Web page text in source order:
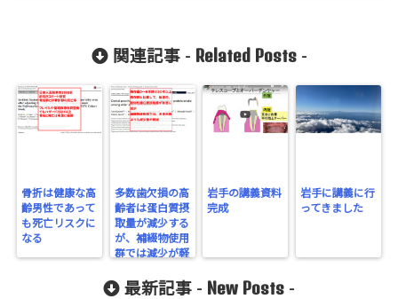
関連記事 - Related Posts-
骨折は健康な高
齢男性であって
も死亡リスクに
なる
多数歯欠損の高
齢者は蛋白質摂
取量が減少する
が、補綴物使用
群では減少が軽
岩手の講義資料
完成
岩手に講義に行
ってきました
最新記事 - New Posts -